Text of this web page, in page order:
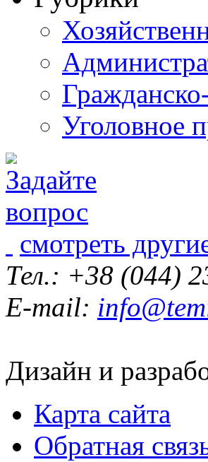
Уголовное
смотреть
Тел.: +38 (044)
E-mail:
Дизайн и
Карта сайта
Обратная